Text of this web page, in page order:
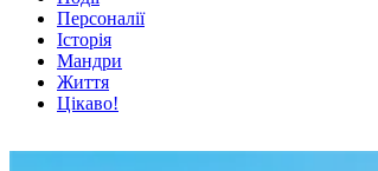
Персоналії
Історія
Мандри
Життя
Цікаво!